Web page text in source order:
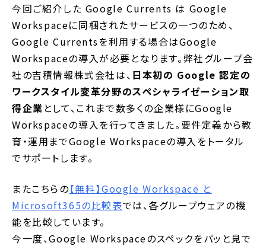
今回ご紹介した Google Currents は Google
Workspaceに同梱されたサービスの一つのため、
Google Currentsを利用する場合はGoogle
Workspaceの導入が必要となります。弊社グループ会
社の吉積情報株式会社は、 日本初の Google 認定の
ワークスタイル変革分野のスペシャライゼーション取
得企業 として、これまで数多くの企業様にGoogle
Workspaceの導入を行ってきました。要件定義から教
育・運用までGoogle Workspaceの導入をトータル
でサポートします。
またこちらの【無料】Google Workspace と
Microsoft365の比較表では、各グループウェアの機
能を比較しています。
今一度、Google Workspaceのスペックをパッと見で